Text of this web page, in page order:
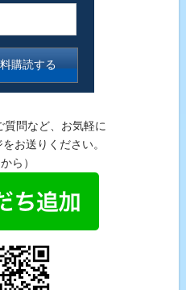
質問など、お気軽に
お送りください。
ら）